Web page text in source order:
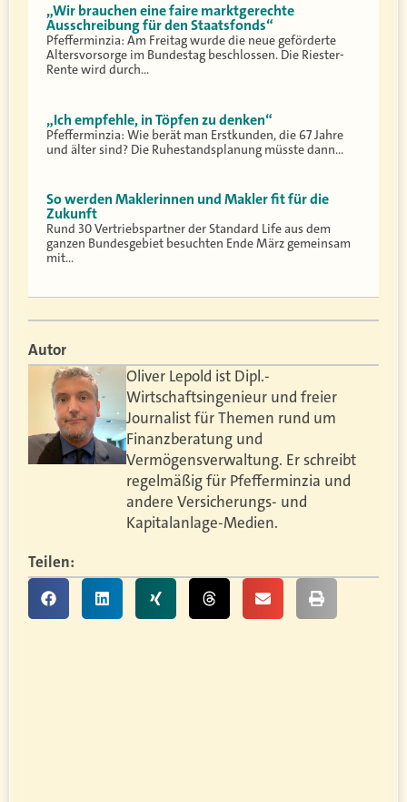
„Wir brauchen eine faire marktgerechte
Ausschreibung für den Staatsfonds“
Pfefferminzia: Am Freitag wurde die neue geförderte
Altersvorsorge im Bundestag beschlossen. Die Riester-
Rente wird durch…
„Ich empfehle, in Töpfen zu denken“
Pfefferminzia: Wie berät man Erstkunden, die 67 Jahre
und älter sind? Die Ruhestandsplanung müsste dann…
So werden Maklerinnen und Makler fit für die
Zukunft
Rund 30 Vertriebspartner der Standard Life aus dem
ganzen Bundesgebiet besuchten Ende März gemeinsam
mit…
Autor
Oliver Lepold ist Dipl.-
Wirtschaftsingenieur und freier
Journalist für Themen rund um
Finanzberatung und
Vermögensverwaltung. Er schreibt
regelmäßig für Pfefferminzia und
andere Versicherungs- und
Kapitalanlage-Medien.
Teilen: